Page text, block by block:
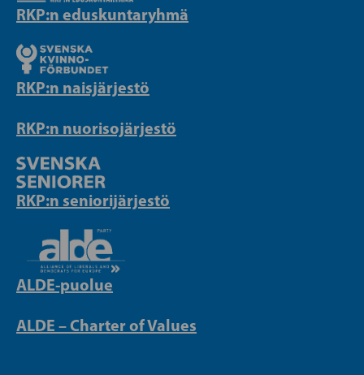
RKP:n eduskuntaryhmä
RKP:n naisjärjestö
RKP:n nuorisojärjestö
RKP:n seniorijärjestö
ALDE-puolue
ALDE – Charter of Values